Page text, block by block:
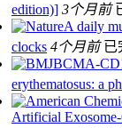
edition)] 3个月前
A daily
clocks 4个月前 已
BCMA-
erythematosus: a
Artificial